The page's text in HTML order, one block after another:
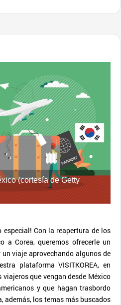
(cortesía de Getty
especial! Con la reapertura de los
a Corea, queremos ofrecerle un
viaje aprovechando algunos de
plataforma VISITKOREA, en
que vengan desde México
y que hagan trasbordo
además, los temas más buscados